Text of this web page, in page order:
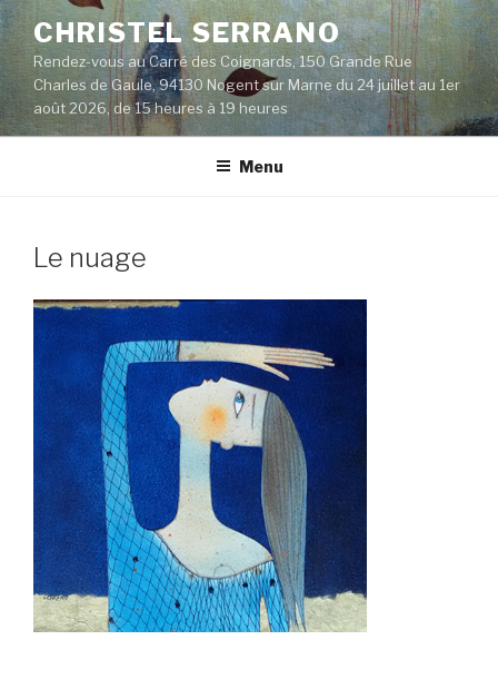
Aller
au
contenu
principal
CHRISTEL SERRANO
Rendez-vous au Carré des Coignards, 150 Grande Rue
Charles de Gaule, 94130 Nogent sur Marne du 24 juillet au 1er
août 2026, de 15 heures à 19 heures
Menu
Le nuage